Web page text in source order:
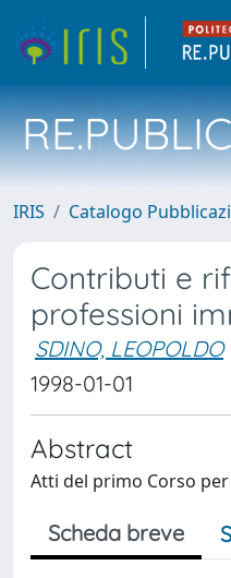
IRIS Catalogo
Contributi e
professioni
SDINO, LEOPOLDO
1998-01-01
Abstract
Atti del primo Corso
Scheda breve